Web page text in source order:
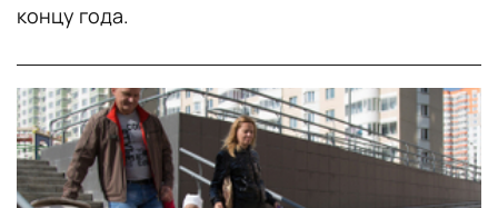
концу года.